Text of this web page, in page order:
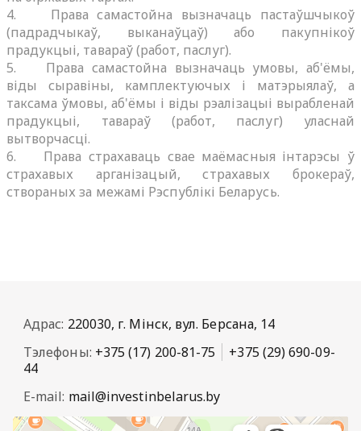
4. Права самастойна вызначаць пастаўшчыкоў
(падрадчыкаў, выканаўцаў) або пакупнікоў
прадукцыі, тавараў (работ, паслуг).
5. Права самастойна вызначаць умовы, аб'ёмы,
віды сыравіны, камплектуючых і матэрыялаў, а
таксама ўмовы, аб'ёмы і віды рэалізацыі вырабленай
прадукцыі, тавараў (работ, паслуг) уласнай
вытворчасці.
6. Права страхаваць свае маёмасныя інтарэсы ў
страхавых арганізацый, страхавых брокераў,
створаных за межамі Рэспублікі Беларусь.
Адрас: 220030, г. Мінск, вул. Берсана, 14
Тэлефоны: +375 (17) 200-81-75
+375 (29) 690-09-
44
E-mail: mail@investinbelarus.by